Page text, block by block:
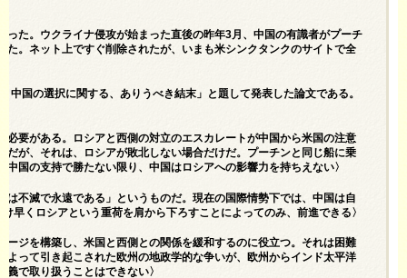
た。ウクライナ侵攻が始まった直後の昨年3月、中国の有識者がプーチ
た。ネット上ですぐ削除されたが、いまも米シンクタンクのサイトで全
国の選択に関する、ありうべき結末」と題して発表した論文である。
要がある。ロシアと西側の対立のエスカレートが中国から米国の注意
が、それは、ロシアが敗北しない場合だけだ。プーチンと同じ船に乗
国の支持で勝たない限り、中国はロシアへの影響力を持ちえない〉
不滅で永遠である」というものだ。現在の国際情勢下では、中国は自
早くロシアという重荷を肩から下ろすことによってのみ、前進できる〉
ジを構築し、米国と西側との関係を緩和するのに役立つ。それは困難
って引き起こされた欧州の地政学的な争いが、欧州からインド太平洋
で取り扱うことはできない〉